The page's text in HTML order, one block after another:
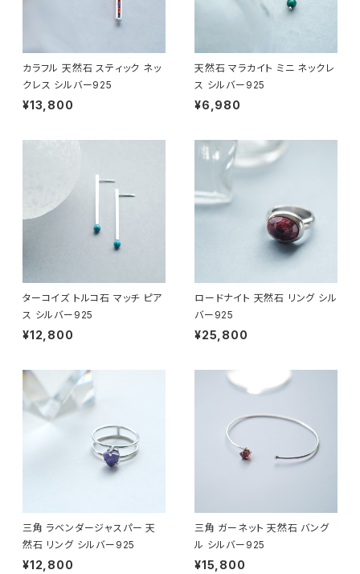
カラフル 天然石 スティック ネッ
クレス シルバー925
¥13,800
天然石 マラカイト ミニ ネックレ
ス シルバー925
¥6,980
ターコイズ トルコ石 マッチ ピア
ス シルバー925
¥12,800
ロードナイト 天然石 リング シル
バー925
¥25,800
三角 ラベンダージャスパー 天
然石 リング シルバー925
¥12,800
三角 ガーネット 天然石 バング
ル シルバー925
¥15,800